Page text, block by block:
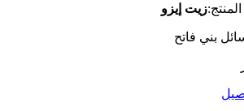
زيت إيزو
بني فاتح